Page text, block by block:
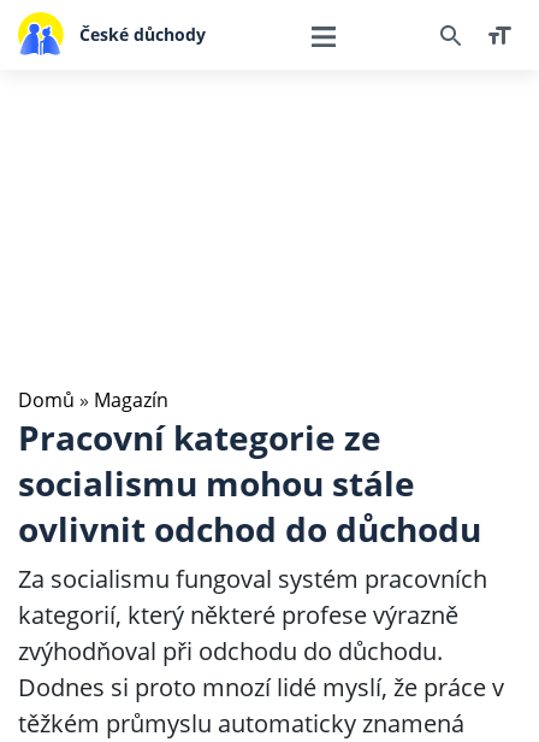
České důchody
Domů » Magazín
Pracovní kategorie ze
socialismu mohou stále
ovlivnit odchod do důchodu
Za socialismu fungoval systém pracovních
kategorií, který některé profese výrazně
zvýhodňoval při odchodu do důchodu.
Dodnes si proto mnozí lidé myslí, že práce v
těžkém průmyslu automaticky znamená